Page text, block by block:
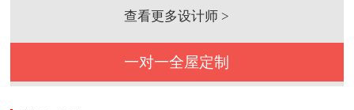
查看更多设计师 >
一对一全屋定制